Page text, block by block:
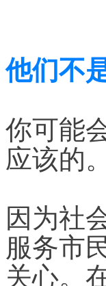
他们不
你可能
应该的。
因为社
服务市
关心。